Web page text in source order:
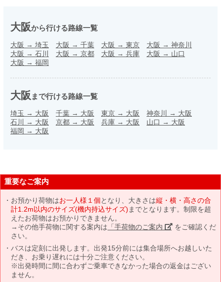
大阪から行ける路線一覧
大阪 → 埼玉 大阪 → 千葉 大阪 → 東京 大阪 → 神奈川
大阪 → 石川 大阪 → 京都 大阪 → 兵庫 大阪 → 山口
大阪 → 福岡
大阪 まで行ける路線一覧
埼玉 → 大阪 千葉 → 大阪 東京 → 大阪 神奈川 → 大阪
石川 → 大阪 京都 → 大阪 兵庫 → 大阪 山口 → 大阪
福岡 → 大阪
重要なご案内
お預かり荷物はお一人様１個となり、大きさは縦・横・高さの合
計1.2m以内のサイズ(機内持込サイズ) までとなります。制限を超
えたお荷物はお預かりできません。
→その他手荷物に関する案内は 「手荷物のご案内」 をご確認くだ
さい。
バスは定刻に出発します。出発15分前には集合場所へお越しいた
だき、お乗り遅れには十分ご注意ください。
※出発時間に間に合わずご乗車できなかった場合の返金はござい
ません。